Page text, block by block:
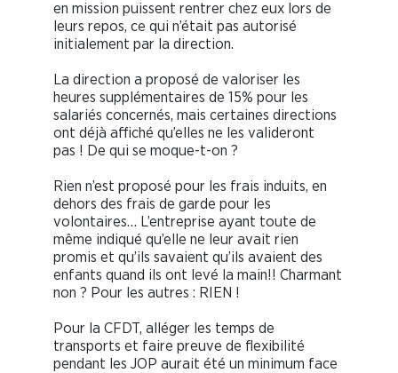
en mission puissent rentrer chez eux lors de
leurs repos, ce qui n’était pas autorisé
initialement par la direction.
La direction a proposé de valoriser les
heures supplémentaires de 15% pour les
salariés concernés, mais certaines directions
ont déjà affiché qu’elles ne les valideront
pas ! De qui se moque-t-on ?
Rien n’est proposé pour les frais induits, en
dehors des frais de garde pour les
volontaires… L’entreprise ayant toute de
même indiqué qu’elle ne leur avait rien
promis et qu’ils savaient qu’ils avaient des
enfants quand ils ont levé la main!! Charmant
non ? Pour les autres : RIEN !
Pour la CFDT, alléger les temps de
transports et faire preuve de flexibilité
pendant les JOP aurait été un minimum face